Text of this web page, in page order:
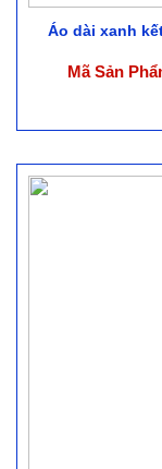
Áo dài xanh
Mã Sản